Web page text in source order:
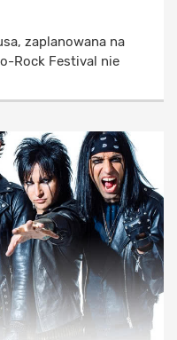
zaplanowana na
Rock Festival nie